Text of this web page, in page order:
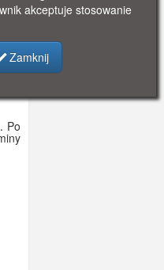
Po
akceptuje stosowanie
Zamknij